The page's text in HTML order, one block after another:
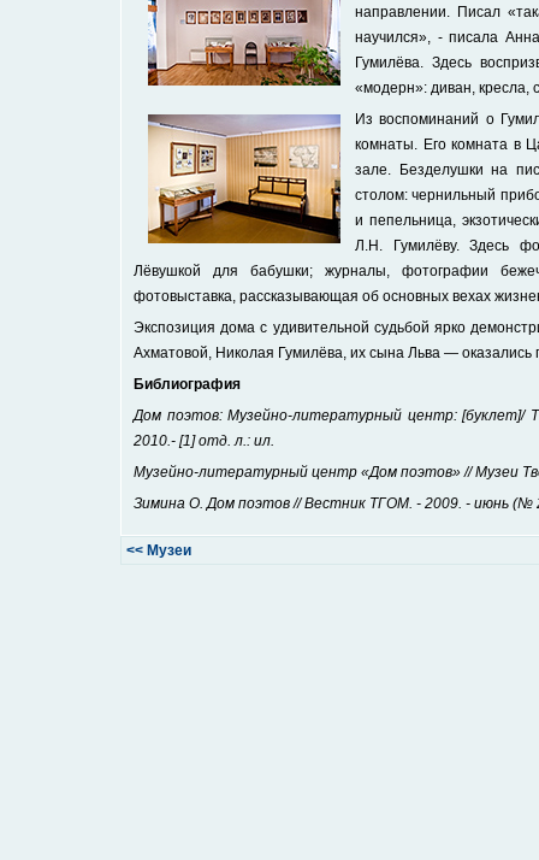
направлении. Писал
научился», - писала
Гумилёва. Здесь
«модерн»: диван, кресла,
Из воспоминаний о
комнаты. Его комната в
зале. Безделушки на
столом: чернильный
и пепельница,
Л.Н. Гумилёву. Здесь
Лёвушкой для бабушки; журналы, фотографии
фотовыставка, рассказывающая об основных вехах
Экспозиция дома с удивительной судьбой ярко
Ахматовой, Николая Гумилёва, их сына Льва —
Библиография
Дом поэтов: Музейно-литературный центр: [буклет]/
2010.- [1] отд. л.: ил.
Музейно-литературный центр «Дом поэтов» // Музеи
Зимина О. Дом поэтов // Вестник ТГОМ. - 2009. - июнь (№
<< Музеи